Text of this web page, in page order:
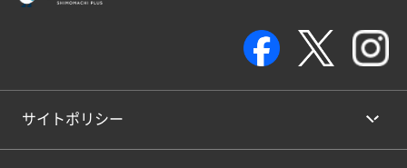
サイトポリシー